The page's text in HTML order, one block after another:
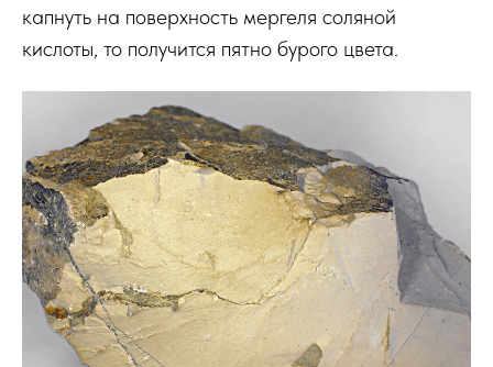
капнуть на поверхность мергеля соляной
кислоты, то получится пятно бурого цвета.